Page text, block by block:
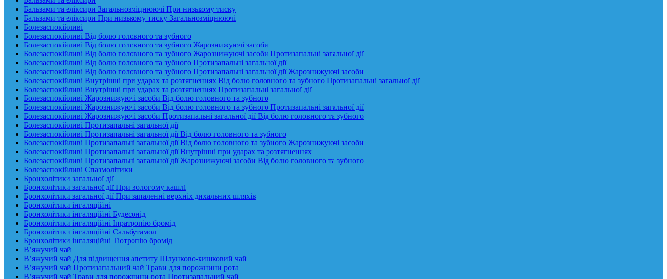
Бальзами та еліксири Загальнозміцнюючі При низькому тиску
Бальзами та еліксири При низькому тиску Загальнозміцнюючі
Болезаспокійливі
Болезаспокійливі Від болю головного та зубного
Болезаспокійливі Від болю головного та зубного Жарознижуючі засоби
Болезаспокійливі Від болю головного та зубного Жарознижуючі засоби Протизапальні загальної дії
Болезаспокійливі Від болю головного та зубного Протизапальні загальної дії
Болезаспокійливі Від болю головного та зубного Протизапальні загальної дії Жарознижуючі засоби
Болезаспокійливі Внутрішні при ударах та розтягненнях Від болю головного та зубного Протизапальні загальної дії
Болезаспокійливі Внутрішні при ударах та розтягненнях Протизапальні загальної дії
Болезаспокійливі Жарознижуючі засоби Від болю головного та зубного
Болезаспокійливі Жарознижуючі засоби Від болю головного та зубного Протизапальні загальної дії
Болезаспокійливі Жарознижуючі засоби Протизапальні загальної дії Від болю головного та зубного
Болезаспокійливі Протизапальні загальної дії
Болезаспокійливі Протизапальні загальної дії Від болю головного та зубного
Болезаспокійливі Протизапальні загальної дії Від болю головного та зубного Жарознижуючі засоби
Болезаспокійливі Протизапальні загальної дії Внутрішні при ударах та розтягненнях
Болезаспокійливі Протизапальні загальної дії Жарознижуючі засоби Від болю головного та зубного
Болезаспокійливі Спазмолітики
Бронхолітики загальної дії
Бронхолітики загальної дії При вологому кашлі
Бронхолітики загальної дії При запаленні верхніх дихальних шляхів
Бронхолітики інгаляційні
Бронхолітики інгаляційні Будесонід
Бронхолітики інгаляційні Іпратропію бромід
Бронхолітики інгаляційні Сальбутамол
Бронхолітики інгаляційні Тіотропію бромід
В’яжучий чай
В’яжучий чай Для підвищення апетиту Шлунково-кишковий чай
В’яжучий чай Протизапальний чай Трави для порожнини рота
В’яжучий чай Трави для порожнини рота Протизапальний чай